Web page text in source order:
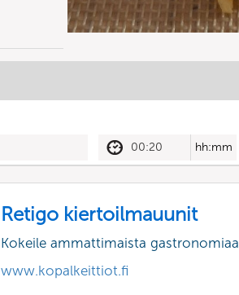
00:20 hh:mm
Retigo kiertoilmauunit
Kokeile ammattimaista gastronomiaa
www.kopalkeittiot.fi